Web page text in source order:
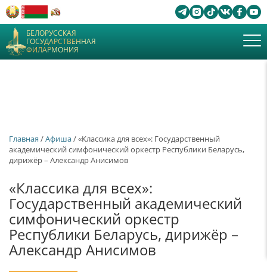
БЕЛОРУССКАЯ
ГОСУДАРСТВЕННАЯ
ФИЛАРМОНИЯ
Главная /Афиша/ «Классика для всех»: Государственный
академический симфонический оркестр Республики Беларусь,
дирижёр – Александр Анисимов
«Классика для всех»:
Государственный академический
симфонический оркестр
Республики Беларусь, дирижёр –
Александр Анисимов